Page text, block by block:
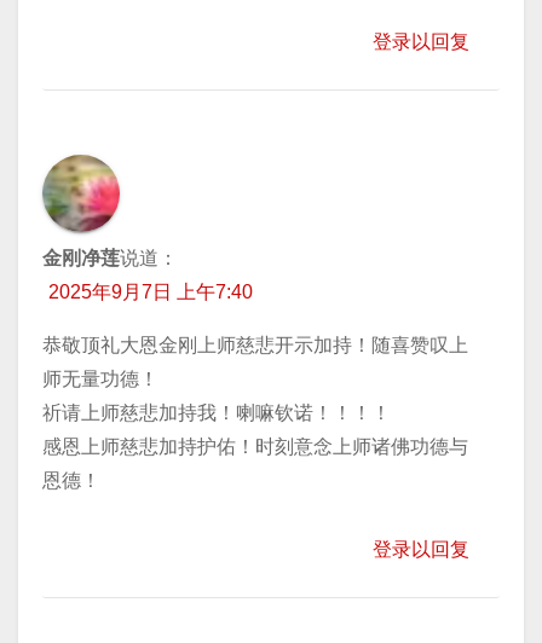
登录以回复
金刚净莲说道：
2025年9月7日 上午7:40
恭敬顶礼大恩金刚上师慈悲开示加持！随喜赞叹上
师无量功德！
祈请上师慈悲加持我！喇嘛钦诺！！！！
感恩上师慈悲加持护佑！时刻意念上师诸佛功德与
恩德！
登录以回复